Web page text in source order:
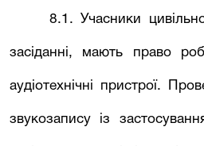
8.1. Учасники
засіданні, мають право
аудіотехнічні пристрої.
звукозапису із